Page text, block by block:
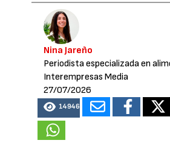
Nina Jareño
Periodista especializada en
Interempresas Media
27/07/2026
14946